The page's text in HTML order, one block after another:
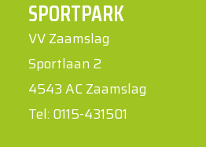
SPORTPARK
VV Zaamslag
Sportlaan 2
4543 AC Zaamslag
Tel: 0115-431501